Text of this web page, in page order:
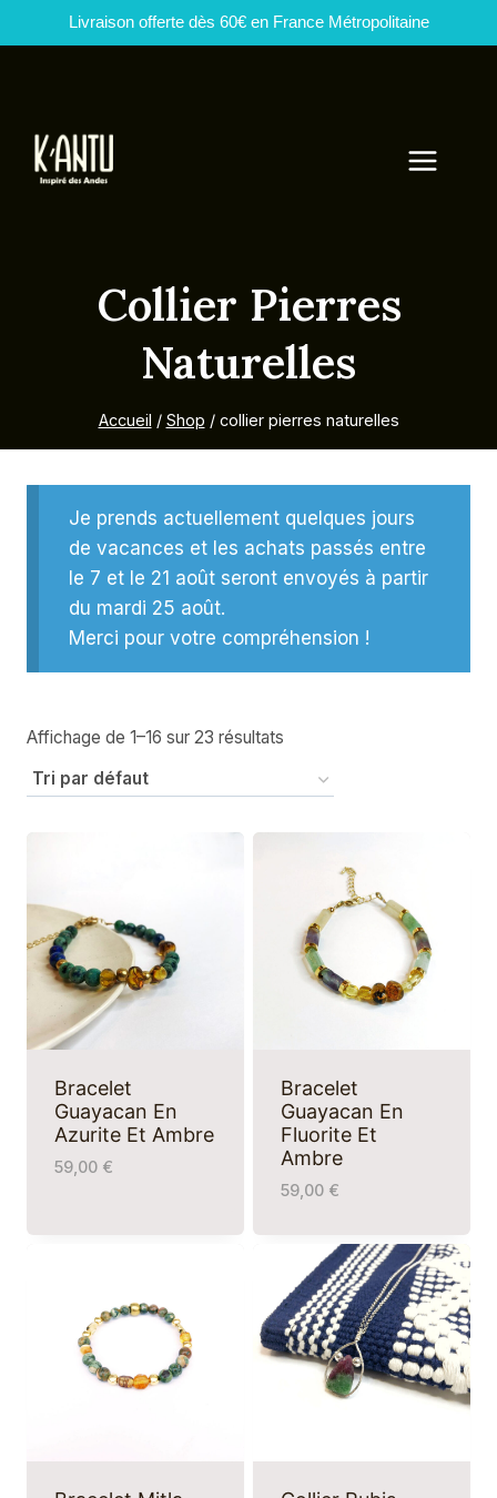
Livraison offerte dès 60€ en France Métropolitaine
Collier Pierres
Naturelles
Accueil / Shop / collier pierres naturelles
Je prends actuellement quelques jours
de vacances et les achats passés entre
le 7 et le 21 août seront envoyés à partir
du mardi 25 août.
Merci pour votre compréhension !
Affichage de 1–16 sur 23 résultats
Bracelet
Guayacan En
Azurite Et Ambre
59,00 €
Bracelet
Guayacan En
Fluorite Et
Ambre
59,00 €